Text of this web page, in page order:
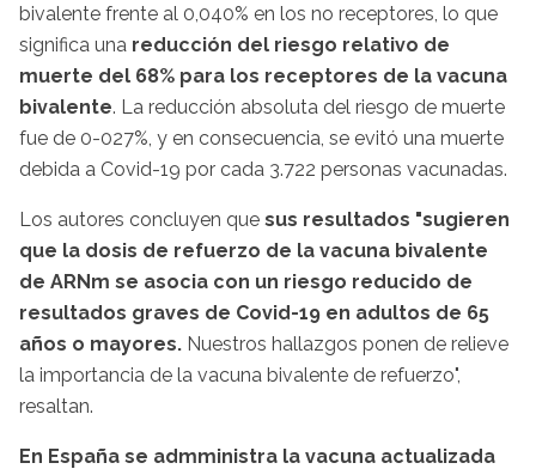
bivalente frente al 0,040% en los no receptores, lo que
significa una reducción del riesgo relativo de
muerte del 68% para los receptores de la vacuna
bivalente. La reducción absoluta del riesgo de muerte
fue de 0-027%, y en consecuencia, se evitó una muerte
debida a Covid-19 por cada 3.722 personas vacunadas.
Los autores concluyen que sus resultados "sugieren
que la dosis de refuerzo de la vacuna bivalente
de ARNm se asocia con un riesgo reducido de
resultados graves de Covid-19 en adultos de 65
años o mayores. Nuestros hallazgos ponen de relieve
la importancia de la vacuna bivalente de refuerzo",
resaltan.
En España se admministra la vacuna actualizada